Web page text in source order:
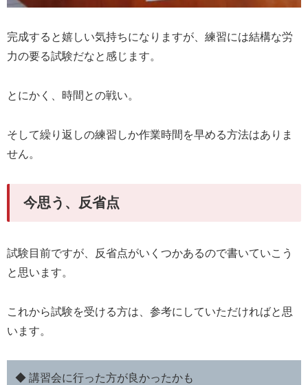
完成すると嬉しい気持ちになりますが、練習には結構な労
力の要る試験だなと感じます。
とにかく、時間との戦い。
そして繰り返しの練習しか作業時間を早める方法はありま
せん。
今思う、反省点
試験目前ですが、反省点がいくつかあるので書いていこう
と思います。
これから試験を受ける方は、参考にしていただければと思
います。
◆ 講習会に行った方が良かったかも